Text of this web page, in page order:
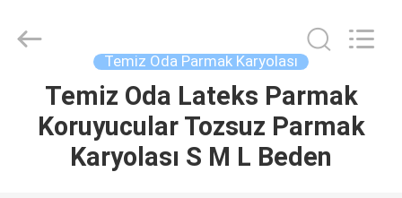
ANA
SAYFA
Technology
Co.,Ltd.
Temiz Oda Parmak Karyolası
Temiz Oda Lateks Parmak
Koruyucular Tozsuz Parmak
Karyolası S M L Beden